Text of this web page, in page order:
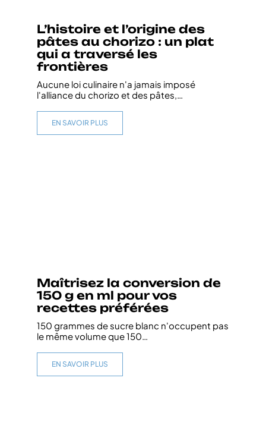
L’histoire et l’origine des
pâtes au chorizo : un plat
qui a traversé les
frontières
Aucune loi culinaire n'a jamais imposé
l'alliance du chorizo et des pâtes,…
EN SAVOIR PLUS
Maîtrisez la conversion de
150 g en ml pour vos
recettes préférées
150 grammes de sucre blanc n'occupent pas
le même volume que 150…
EN SAVOIR PLUS